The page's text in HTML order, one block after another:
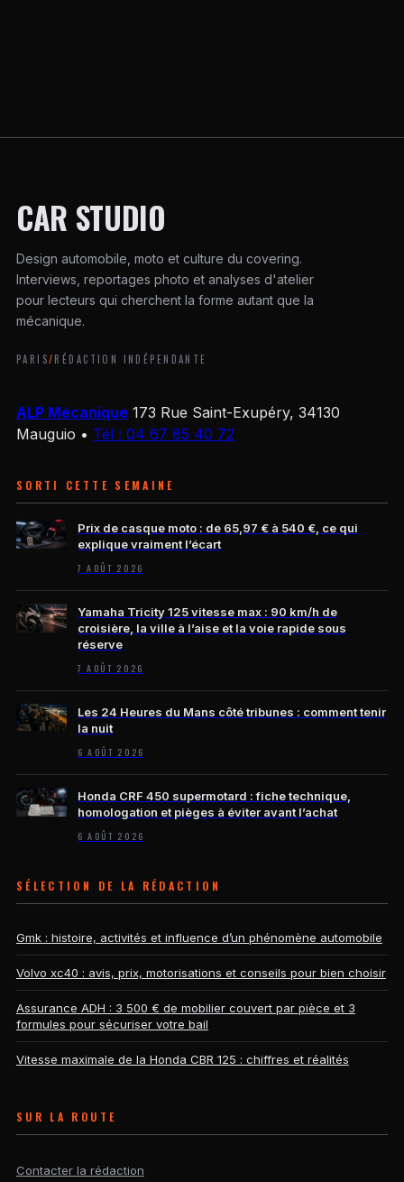
CAR STUDIO
Design automobile, moto et culture du covering.
Interviews, reportages photo et analyses d'atelier
pour lecteurs qui cherchent la forme autant que la
mécanique.
PARIS/RÉDACTION INDÉPENDANTE
ALP Mécanique 173 Rue Saint-Exupéry, 34130
Mauguio • Tél : 04 67 85 40 72
SORTI CETTE SEMAINE
Prix de casque moto : de 65,97 € à 540 €, ce qui
explique vraiment l’écart
7 AOÛT 2026
Yamaha Tricity 125 vitesse max : 90 km/h de
croisière, la ville à l’aise et la voie rapide sous
réserve
7 AOÛT 2026
Les 24 Heures du Mans côté tribunes : comment tenir
la nuit
6 AOÛT 2026
Honda CRF 450 supermotard : fiche technique,
homologation et pièges à éviter avant l’achat
6 AOÛT 2026
SÉLECTION DE LA RÉDACTION
Gmk : histoire, activités et influence d’un phénomène automobile
Volvo xc40 : avis, prix, motorisations et conseils pour bien choisir
Assurance ADH : 3 500 € de mobilier couvert par pièce et 3
formules pour sécuriser votre bail
Vitesse maximale de la Honda CBR 125 : chiffres et réalités
SUR LA ROUTE
Contacter la rédaction